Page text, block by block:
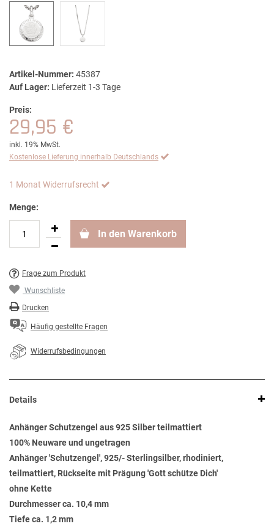
Artikel-Nummer: 45387
Auf Lager: Lieferzeit 1-3 Tage
Preis:
29,95 €
inkl. 19% MwSt.
Kostenlose Lieferung innerhalb Deutschlands
1 Monat Widerrufsrecht
Menge:
In den Warenkorb
Frage zum Produkt
Wunschliste
Drucken
Häufig gestellte Fragen
Widerrufsbedingungen
Details
Anhänger Schutzengel aus 925 Silber teilmattiert
100% Neuware und ungetragen
Anhänger 'Schutzengel', 925/- Sterlingsilber, rhodiniert,
teilmattiert, Rückseite mit Prägung 'Gott schütze Dich'
ohne Kette
Durchmesser ca. 10,4 mm
Tiefe ca. 1,2 mm